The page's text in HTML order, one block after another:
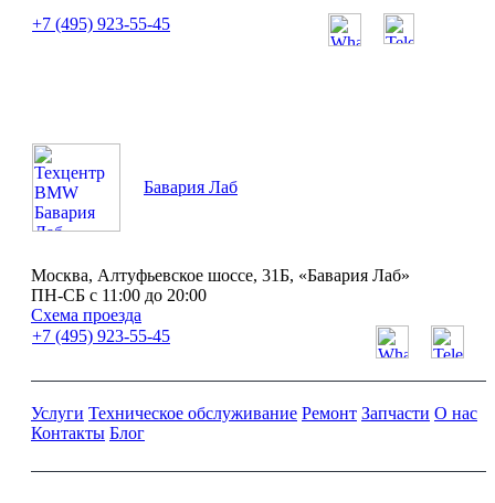
+7 (495) 923-55-45
Бавария Лаб
Москва, Алтуфьевское шоссе, 31Б, «Бавария Лаб»
ПН-СБ с 11:00 до 20:00
Схема проезда
+7 (495) 923-55-45
Услуги Техническое обслуживание Ремонт Запчасти О нас
Контакты Блог